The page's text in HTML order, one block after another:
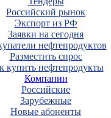
Российский рынок
Экспорт из РФ
Заявки на сегодня
нефтепродуктов
Разместить спрос
купить нефтепродукты
Компании
Российские
Зарубежные
Новые абоненты